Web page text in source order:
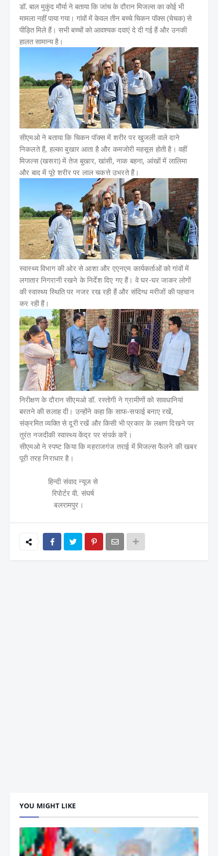
डॉ. बाल मुकुंद मौर्या ने बताया कि जांच के दौरान मिजल्स का कोई भी
मामला नहीं पाया गया। गांवों में केवल तीन बच्चे चिकन पॉक्स (चेचक) से
पीड़ित मिले हैं। सभी बच्चों को आवश्यक दवाएं दे दी गई हैं और उनकी
हालत सामान्य है।
सीएमओ ने बताया कि चिकन पॉक्स में शरीर पर खुजली वाले दाने
निकलते हैं, हल्का बुखार आता है और कमजोरी महसूस होती है। वहीं
मिजल्स (खसरा) में तेज बुखार, खांसी, नाक बहना, आंखों में लालिमा
और बाद में पूरे शरीर पर लाल चकत्ते उभरते हैं।
स्वास्थ्य विभाग की ओर से आशा और एएनएम कार्यकर्ताओं को गांवों में
लगातार निगरानी रखने के निर्देश दिए गए हैं। वे घर-घर जाकर लोगों
की स्वास्थ्य स्थिति पर नजर रख रही हैं और संदिग्ध मरीजों की पहचान
कर रही हैं।
निरीक्षण के दौरान सीएमओ डॉ. रस्तोगी ने ग्रामीणों को सावधानियां
बरतने की सलाह दी। उन्होंने कहा कि साफ-सफाई बनाए रखें,
संक्रमित व्यक्ति से दूरी रखें और किसी भी प्रकार के लक्षण दिखने पर
तुरंत नजदीकी स्वास्थ्य केंद्र पर संपर्क करें।
सीएमओ ने स्पष्ट किया कि महराजगंज तराई में मिजल्स फैलने की खबर
पूरी तरह निराधार है।
हिन्दी संवाद न्यूज से
रिपोर्टर वी. संघर्ष
बलरामपुर।
YOU MIGHT LIKE